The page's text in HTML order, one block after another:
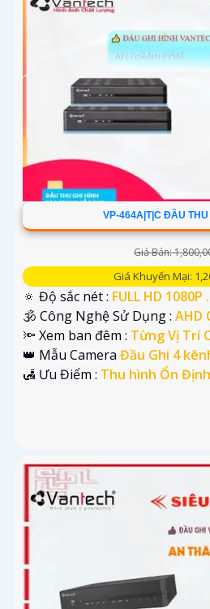
VP-464A|T|C ĐẦU THU
Giá Bán:
Giá Khuyến Mại:
🔅 Độ sắc nét : FULL HD 1080P .
🕉️ Công Nghệ Sử Dụng : AHD
🔦 Xem ban đêm : Từng Vị Trí
👑 Mẫu Camera Đầu Ghi 4
️🛃 Ưu Điểm : Thu hình Ổn